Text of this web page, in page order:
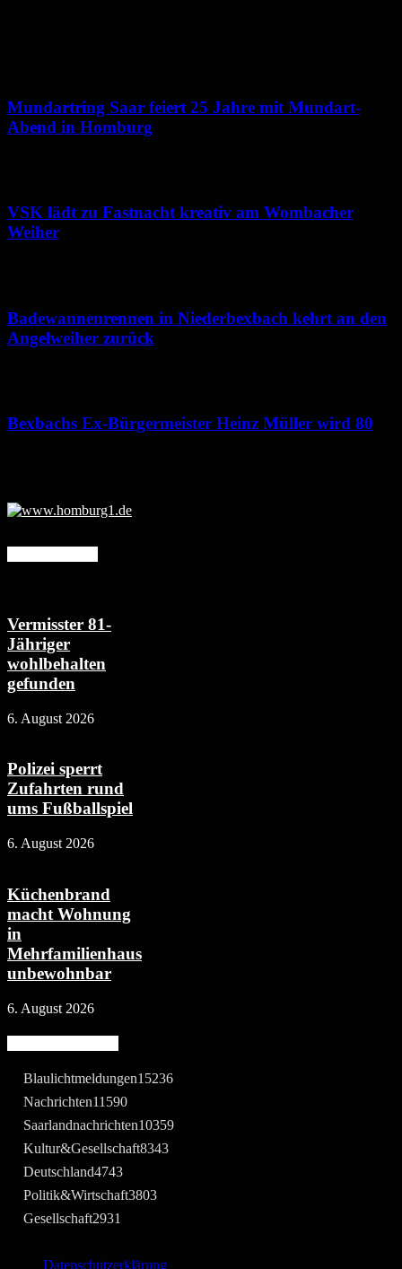
Mundartring Saar feiert 25 Jahre mit Mundart-
Abend in Homburg
VSK lädt zu Fastnacht kreativ am Wombacher
Weiher
Badewannenrennen in Niederbexbach kehrt an den
Angelweiher zurück
Bexbachs Ex-Bürgermeister Heinz Müller wird 80
Vermisster 81-
Jähriger
wohlbehalten
gefunden
6. August 2026
Polizei sperrt
Zufahrten rund
ums Fußballspiel
6. August 2026
Küchenbrand
macht Wohnung
in
Mehrfamilienhaus
unbewohnbar
6. August 2026
Blaulichtmeldungen15236
Nachrichten11590
Saarlandnachrichten10359
Kultur&Gesellschaft8343
Deutschland4743
Politik&Wirtschaft3803
Gesellschaft2931
Datenschutzerklärung